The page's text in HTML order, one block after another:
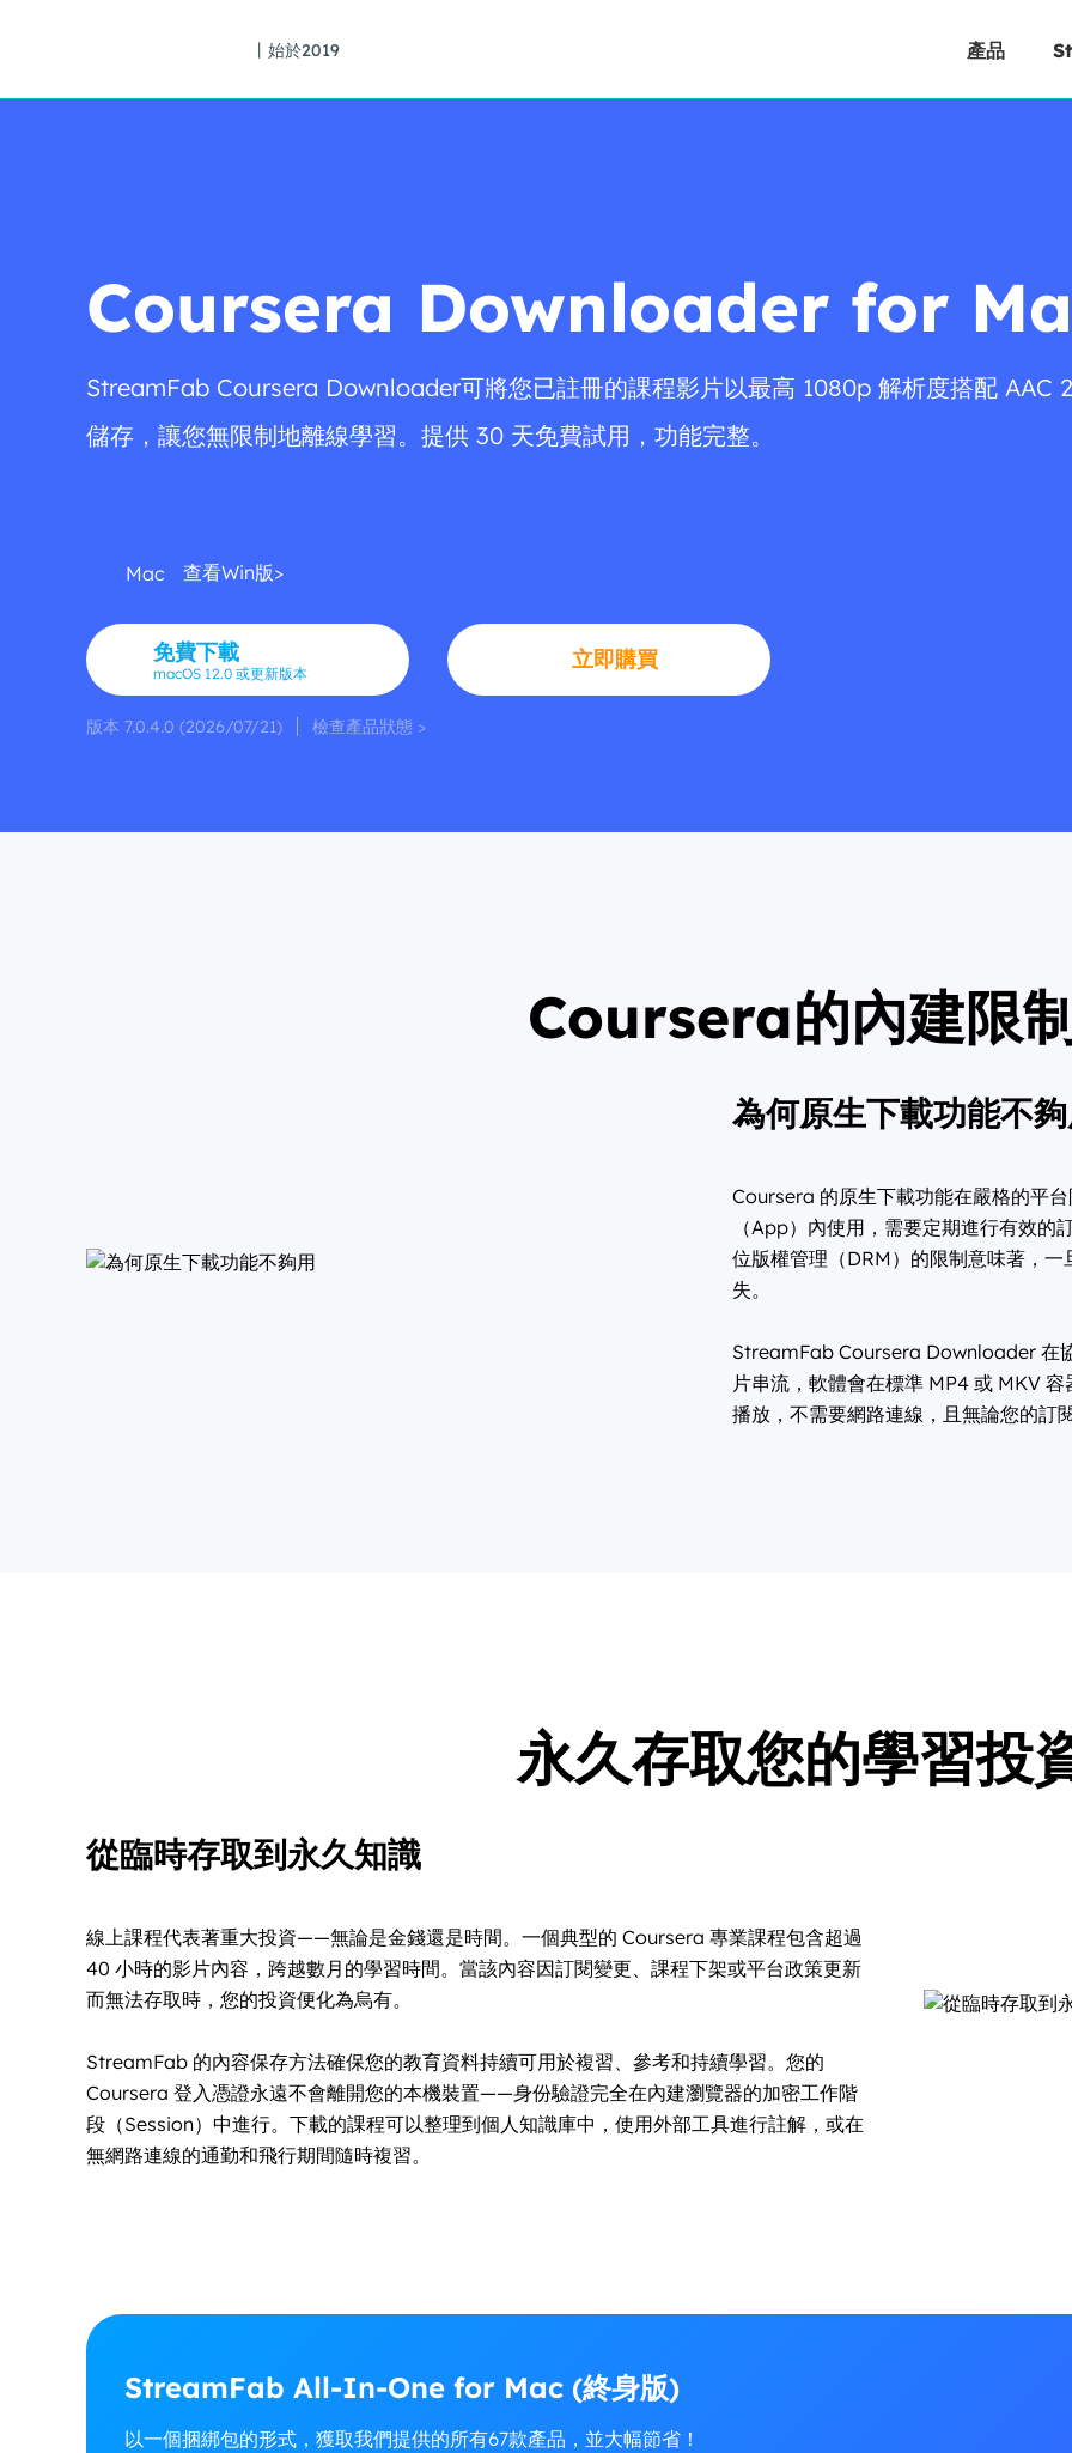
丨始於2019 產品
Coursera Downloader for
StreamFab Coursera Downloader可將您已註冊的課程影片以最高 1080p 解析度搭配 AAC
儲存，讓您無限制地離線學習。提供 30 天免費試用，功能完整。
Mac 查看Win版>
免費下載
macOS 12.0 或更新版本
立即購買
版本 7.0.4.0 (2026/07/21) 檢查產品狀態 >
Coursera的內建限
為何原生下載功能不
Coursera 的原生下載功能在嚴格的平
（App）內使用，需要定期進行有效
位版權管理（DRM）的限制意味著，
失。
StreamFab Coursera Downloader 在
片串流，軟體會在標準 MP4 或 MKV
播放，不需要網路連線，且無論您的訂
永久存取您的學習投
從臨時存取到永久知識
線上課程代表著重大投資——無論是金錢還是時間。一個典型的 Coursera 專業課程包含超過
40 小時的影片內容，跨越數月的學習時間。當該內容因訂閱變更、課程下架或平台政策更新
而無法存取時，您的投資便化為烏有。
StreamFab 的內容保存方法確保您的教育資料持續可用於複習、參考和持續學習。您的
Coursera 登入憑證永遠不會離開您的本機裝置——身份驗證完全在內建瀏覽器的加密工作階
段（Session）中進行。下載的課程可以整理到個人知識庫中，使用外部工具進行註解，或在
無網路連線的通勤和飛行期間隨時複習。
StreamFab All-In-One for Mac (終身版)
以一個捆綁包的形式，獲取我們提供的所有67款產品，並大幅節省！